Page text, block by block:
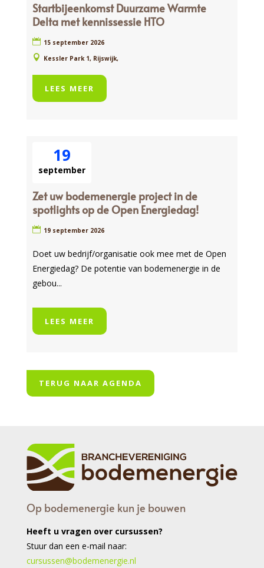
Startbijeenkomst Duurzame Warmte
Delta met kennissessie HTO
15 september 2026
Kessler Park 1, Rijswijk,
LEES MEER
19
september
Zet uw bodemenergie project in de
spotlights op de Open Energiedag!
19 september 2026
Doet uw bedrijf/organisatie ook mee met de Open
Energiedag? De potentie van bodemenergie in de
gebou...
LEES MEER
TERUG NAAR AGENDA
Op bodemenergie kun je bouwen
Heeft u vragen over cursussen?
Stuur dan een e-mail naar:
cursussen@bodemenergie.nl